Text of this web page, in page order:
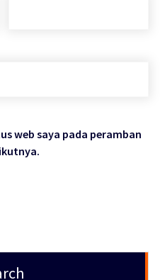
web saya pada peramban